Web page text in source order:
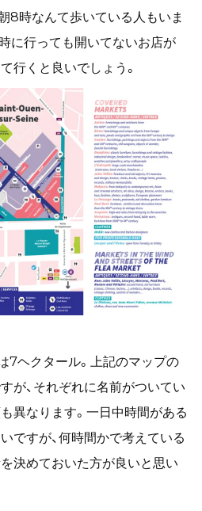
8時なんて歩いている人もいま
に行っても開いてないお店が
行くと良いでしょう。
7ヘクタール。上記のマップの
が、それぞれに名前がついてい
異なります。一日中時間がある
ですが、何時間かで考えている
決めておいた方が良いと思い